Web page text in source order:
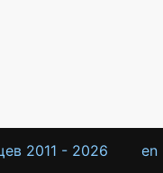
2011 - 2026 en